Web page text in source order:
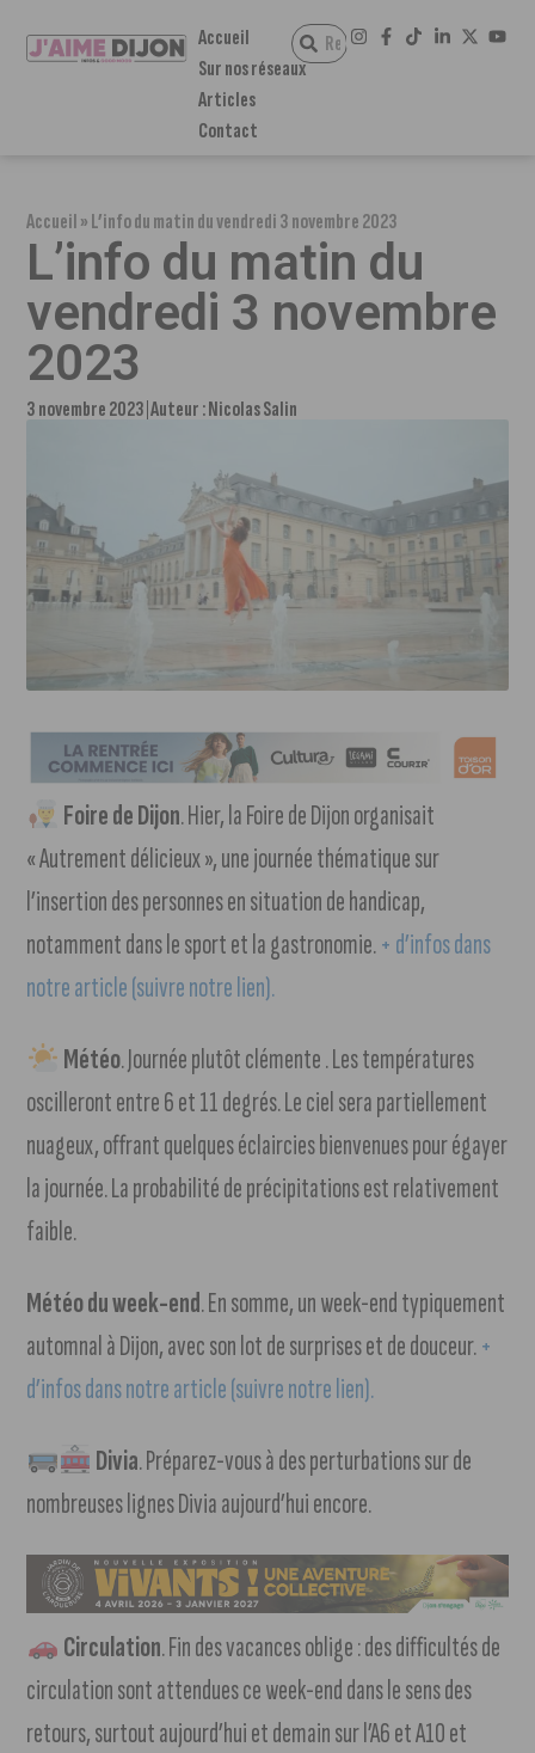
Accueil
Sur nos réseaux
Articles
Contact
Accueil»L’info du matin du vendredi 3 novembre 2023
L’info du matin du
vendredi 3 novembre
2023
3 novembre 2023 Auteur :Nicolas Salin
Foire de Dijon. Hier, la Foire de Dijon organisait
« Autrement délicieux », une journée thématique sur
l’insertion des personnes en situation de handicap,
notamment dans le sport et la gastronomie.+ d’infos dans
notre article (suivre notre lien).
Météo. Journée plutôt clémente . Les températures
oscilleront entre 6 et 11 degrés. Le ciel sera partiellement
nuageux, offrant quelques éclaircies bienvenues pour égayer
la journée. La probabilité de précipitations est relativement
faible.
Météo du week-end. En somme, un week-end typiquement
automnal à Dijon, avec son lot de surprises et de douceur.+
d’infos dans notre article (suivre notre lien).
Divia. Préparez-vous à des perturbations sur de
nombreuses lignes Divia aujourd’hui encore.
Circulation. Fin des vacances oblige : des difficultés de
circulation sont attendues ce week-end dans le sens des
retours, surtout aujourd’hui et demain sur l’A6 et A10 et